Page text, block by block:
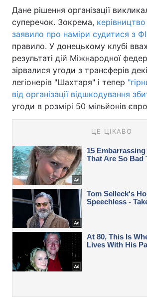
Дане рішення організації
суперечок. Зокрема,
заявило про наміри судитися з
правило. У донецькому клубі
результаті дій Міжнародної
зірвалися угоди з трансферів
легіонерів "Шахтаря" і тепер
від організації відшкодування
угоди в розмірі 50 мільйонів